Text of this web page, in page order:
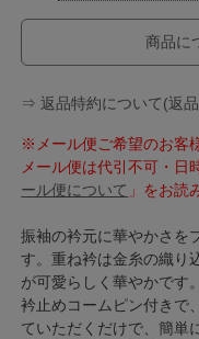
商品に
⇒ 返品特約について(返
※メール便ご希望のお客
メール便は代引不可・日
ール便について 」をお読
振袖の衿元に華やかさを
す。重ね衿は金糸の織り
が可愛らしく華やかです。
衿止めコームピン付きで
ていただくだけで、簡単